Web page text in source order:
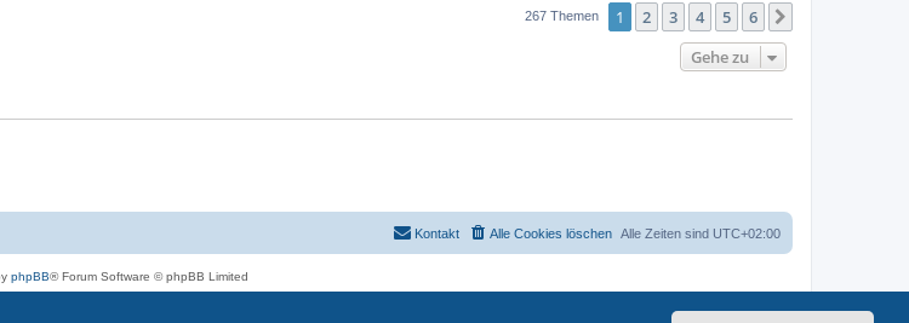
267 Themen 1 2 3 4 5 6
Gehe zu
Alle Zeiten sind UTC+02:00
Alle Cookies löschen
Kontakt
phpBB® Forum Software © phpBB Limited